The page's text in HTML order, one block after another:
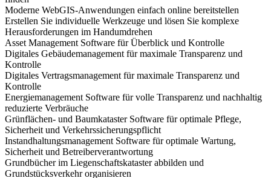
Moderne WebGIS-Anwendungen einfach online bereitstellen
Erstellen Sie individuelle Werkzeuge und lösen Sie komplexe
Herausforderungen im Handumdrehen
Asset Management Software für Überblick und Kontrolle
Digitales Gebäudemanagement für maximale Transparenz und
Kontrolle
Digitales Vertragsmanagement für maximale Transparenz und
Kontrolle
Energiemanagement Software für volle Transparenz und nachhaltig
reduzierte Verbräuche
Grünflächen- und Baumkataster Software für optimale Pflege,
Sicherheit und Verkehrssicherungspflicht
Instandhaltungsmanagement Software für optimale Wartung,
Sicherheit und Betreiberverantwortung
Grundbücher im Liegenschaftskataster abbilden und
Grundstücksverkehr organisieren